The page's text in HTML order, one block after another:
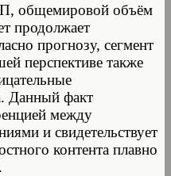
общемировой объём
продолжает
прогнозу, сегмент
перспективе также
Данный факт
между
и свидетельствует
контента плавно